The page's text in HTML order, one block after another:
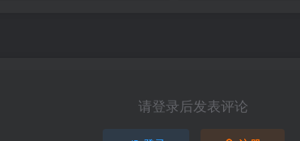
请登录后发表评论